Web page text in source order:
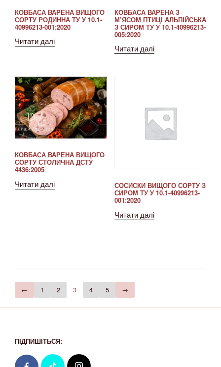
КОВБАСА ВАРЕНА ВИЩОГО
СОРТУ РОДИННА ТУ У 10.1-
40996213-001:2020
Читати далі
КОВБАСА ВАРЕНА З
М’ЯСОМ ПТИЦІ АЛЬПІЙСЬКА
З СИРОМ ТУ У 10.1-40996213-
005:2020
Читати далі
КОВБАСА ВАРЕНА ВИЩОГО
СОРТУ СТОЛИЧНА ДСТУ
4436:2005
Читати далі СОСИСКИ ВИЩОГО СОРТУ З
СИРОМ ТУ У 10.1-40996213-
001:2020
Читати далі
← 1 2 3 4 5 →
ПІДПИШІТЬСЯ: